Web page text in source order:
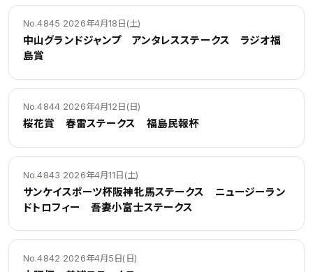
No.4845 2026年4月18日(土)
中山グランドジャンプ アンタレスステークス ラジオ福
島賞
No.4844 2026年4月12日(日)
桜花賞 春雷ステークス 福島民報杯
No.4843 2026年4月11日(土)
サンケイスポーツ杯阪神牝馬ステークス ニュージーラン
ドトロフィー 吾妻小富士ステークス
No.4842 2026年4月5日(日)